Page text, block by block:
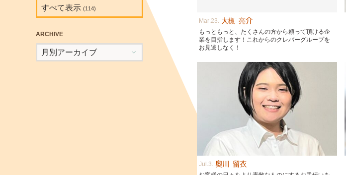
すべて表示 (114)
ARCHIVE
Mar 23 大槻 亮介
もっともっと、たくさんの方から頼って頂ける企
業を目指します！これからのクレバーグループを
お見逃しなく！
Jul 3 奥川 留衣